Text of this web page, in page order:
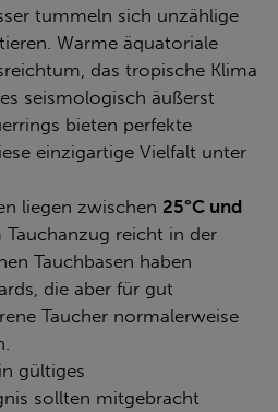
tummeln sich unzählige
Warme äquatoriale
das tropische Klima
seismologisch äußerst
bieten perfekte
einzigartige Vielfalt unter
liegen zwischen 25°C und
Tauchanzug reicht in der
Tauchbasen haben
die aber für gut
Taucher normalerweise
gültiges
sollten mitgebracht